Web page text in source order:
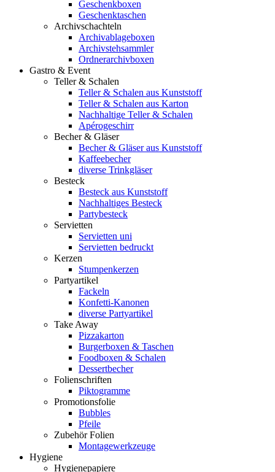
Geschenkboxen
Geschenktaschen
Archivschachteln
Archivablageboxen
Archivstehsammler
Ordnerarchivboxen
Gastro & Event
Teller & Schalen
Teller & Schalen aus Kunststoff
Teller & Schalen aus Karton
Nachhaltige Teller & Schalen
Apérogeschirr
Becher & Gläser
Becher & Gläser aus Kunststoff
Kaffeebecher
diverse Trinkgläser
Besteck
Besteck aus Kunststoff
Nachhaltiges Besteck
Partybesteck
Servietten
Servietten uni
Servietten bedruckt
Kerzen
Stumpenkerzen
Partyartikel
Fackeln
Konfetti-Kanonen
diverse Partyartikel
Take Away
Pizzakarton
Burgerboxen & Taschen
Foodboxen & Schalen
Dessertbecher
Folienschriften
Piktogramme
Promotionsfolie
Bubbles
Pfeile
Zubehör Folien
Montagewerkzeuge
Hygiene
Hygienepapiere